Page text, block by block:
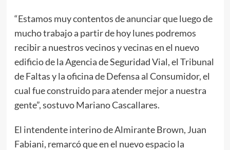
“Estamos muy contentos de anunciar que luego de
mucho trabajo a partir de hoy lunes podremos
recibir a nuestros vecinos y vecinas en el nuevo
edificio de la Agencia de Seguridad Vial, el Tribunal
de Faltas y la oficina de Defensa al Consumidor, el
cual fue construido para atender mejor a nuestra
gente”, sostuvo Mariano Cascallares.
El intendente interino de Almirante Brown, Juan
Fabiani, remarcó que en el nuevo espacio la